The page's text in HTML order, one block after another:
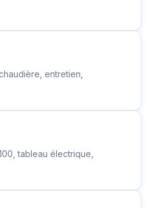
entretien,
tableau électrique,